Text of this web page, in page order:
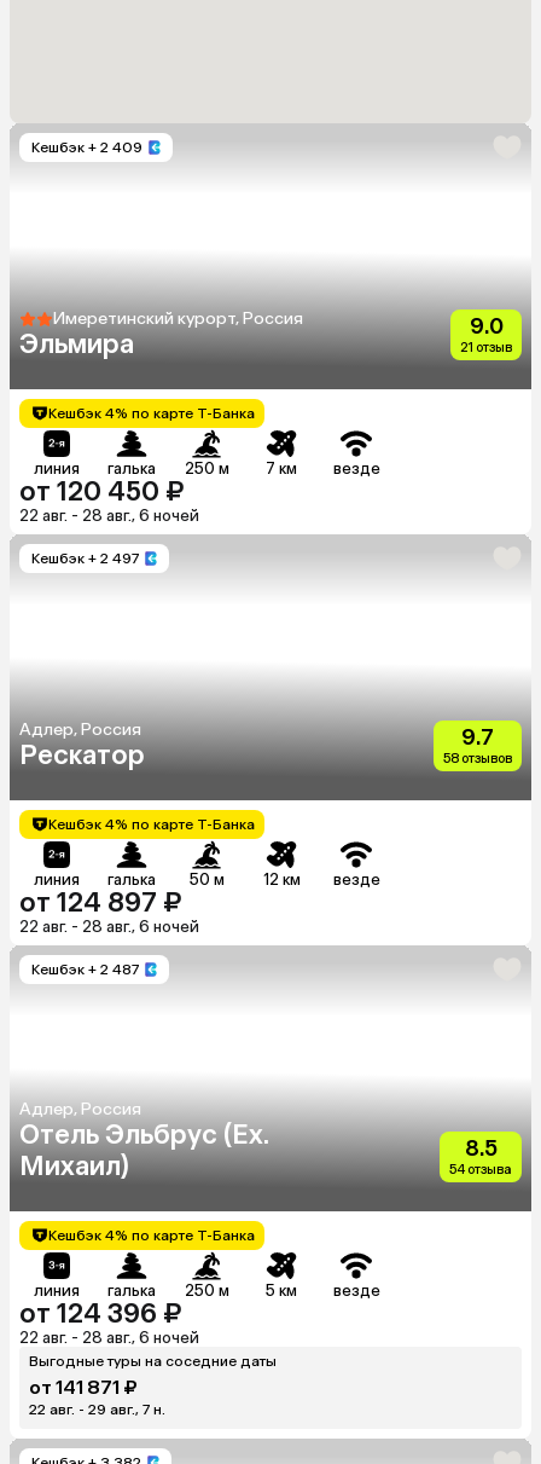
Кешбэк + 2 409
Имеретинский курорт, Россия
Эльмира
9.0
21 отзыв
Кешбэк 4% по карте Т-Банка
линия галька 250 м 7 км везде
от 120 450 ₽
22 авг. - 28 авг., 6 ночей
Кешбэк + 2 497
Адлер, Россия
Рескатор
9.7
58 отзывов
Кешбэк 4% по карте Т-Банка
линия галька 50 м 12 км везде
от 124 897 ₽
22 авг. - 28 авг., 6 ночей
Кешбэк + 2 487
Адлер, Россия
Отель Эльбрус (Ex.
Михаил)
8.5
54 отзыва
Кешбэк 4% по карте Т-Банка
линия галька 250 м 5 км везде
от 124 396 ₽
22 авг. - 28 авг., 6 ночей
Выгодные туры на соседние даты
от 141 871 ₽
22 авг. - 29 авг., 7 н.